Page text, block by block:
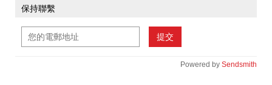
保持聯繫
提交
Powered by Sendsmith